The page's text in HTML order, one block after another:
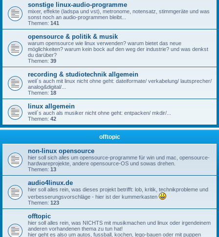
sonstige linux-audio-programme
mixer, effekte (ladspa und vst), metronome, notensatz, stimmgeräte und was
sonst noch an audio-programmen bleibt...
Themen: 141
opensource & politik & musik
warum opensource wie linux verwenden? warum bietet das neue
möglichkeiten? warum kein bock auf den weg der industrie? und was denkst
du darüber?
Themen: 39
recording & studiotechnik allgemein
weil`s auch mit linux nicht ohne geht: dateiformate/ verkabelung/ lautsprecher/
analog&digital/...
Themen: 18
linux allgemein
weil`s auch als musiker nicht ohne geht: entpacken/ mkdir/...
Themen: 42
offtopic
non-linux opensource
hier soll sich alles um opensource-programme für win und mac, opensource-
hardwareprojekte, andere opensource-OS und sowas drehen.
Themen: 13
audio4linux.de
hier soll alles rein, was dieses projekt betrifft: lob, kritik, technikprobleme und
verbesserungsvorschläge - hier ist der kummerkasten
Themen: 123
offtopic
hier soll alles rein, was NICHTS mit musikmachen und linux oder irgendeinem
anderen vorhandenen thema zu tun hat!
hier geht es also um autos, fussball, kochen, lego-bauen oder mit puppen